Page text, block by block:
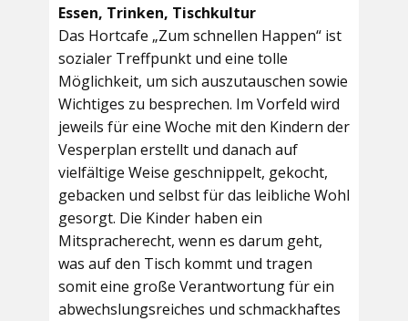
Essen, Trinken, Tischkultur
Das Hortcafe „Zum schnellen Happen“ ist
sozialer Treffpunkt und eine tolle
Möglichkeit, um sich auszutauschen sowie
Wichtiges zu besprechen. Im Vorfeld wird
jeweils für eine Woche mit den Kindern der
Vesperplan erstellt und danach auf
vielfältige Weise geschnippelt, gekocht,
gebacken und selbst für das leibliche Wohl
gesorgt. Die Kinder haben ein
Mitspracherecht, wenn es darum geht,
was auf den Tisch kommt und tragen
somit eine große Verantwortung für ein
abwechslungsreiches und schmackhaftes